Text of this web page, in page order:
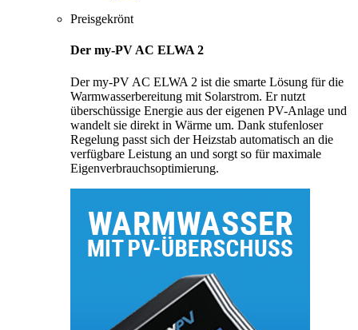
Preisgekrönt
Der my-PV AC ELWA 2
Der my-PV AC ELWA 2 ist die smarte Lösung für die
Warmwasserbereitung mit Solarstrom. Er nutzt
überschüssige Energie aus der eigenen PV-Anlage und
wandelt sie direkt in Wärme um. Dank stufenloser
Regelung passt sich der Heizstab automatisch an die
verfügbare Leistung an und sorgt so für maximale
Eigenverbrauchsoptimierung.